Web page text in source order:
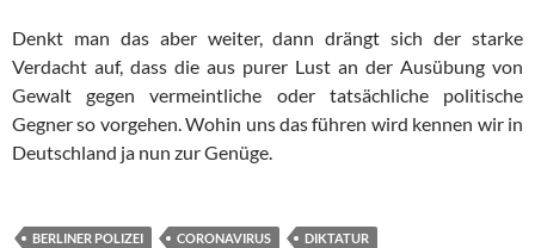
Denkt man das aber weiter, dann drängt sich der starke
Verdacht auf, dass die aus purer Lust an der Ausübung von
Gewalt gegen vermeintliche oder tatsächliche politische
Gegner so vorgehen. Wohin uns das führen wird kennen wir in
Deutschland ja nun zur Genüge.
BERLINER POLIZEI CORONAVIRUS
DIKTATUR